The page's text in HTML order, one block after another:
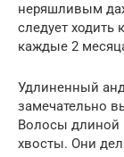
неряшливым
следует ходить
каждые 2
Удлиненный
замечательно
Волосы длиной
хвосты. Они